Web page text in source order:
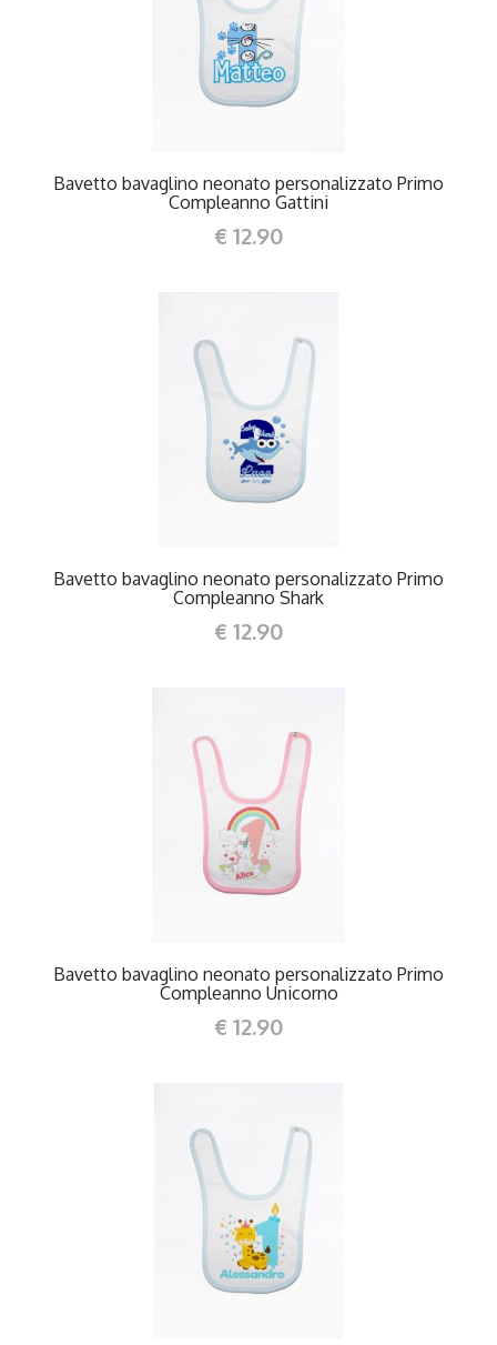
DETTAGLI
Bavetto bavaglino neonato personalizzato Primo
Compleanno Gattini
€ 12.90
DETTAGLI
Bavetto bavaglino neonato personalizzato Primo
Compleanno Shark
€ 12.90
DETTAGLI
Bavetto bavaglino neonato personalizzato Primo
Compleanno Unicorno
€ 12.90
DETTAGLI